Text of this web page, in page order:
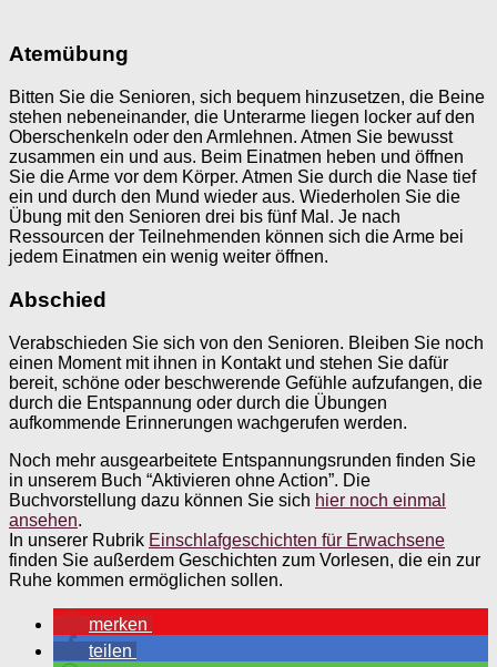
Atemübung
Bitten Sie die Senioren, sich bequem hinzusetzen, die Beine
stehen nebeneinander, die Unterarme liegen locker auf den
Oberschenkeln oder den Armlehnen. Atmen Sie bewusst
zusammen ein und aus. Beim Einatmen heben und öffnen
Sie die Arme vor dem Körper. Atmen Sie durch die Nase tief
ein und durch den Mund wieder aus. Wiederholen Sie die
Übung mit den Senioren drei bis fünf Mal. Je nach
Ressourcen der Teilnehmenden können sich die Arme bei
jedem Einatmen ein wenig weiter öffnen.
Abschied
Verabschieden Sie sich von den Senioren. Bleiben Sie noch
einen Moment mit ihnen in Kontakt und stehen Sie dafür
bereit, schöne oder beschwerende Gefühle aufzufangen, die
durch die Entspannung oder durch die Übungen
aufkommende Erinnerungen wachgerufen werden.
Noch mehr ausgearbeitete Entspannungsrunden finden Sie
in unserem Buch “Aktivieren ohne Action”. Die
Buchvorstellung dazu können Sie sich hier noch einmal
ansehen.
In unserer Rubrik Einschlafgeschichten für Erwachsene
finden Sie außerdem Geschichten zum Vorlesen, die ein zur
Ruhe kommen ermöglichen sollen.
merken
teilen